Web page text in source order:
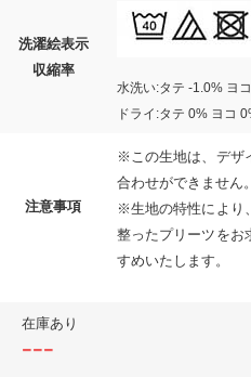
洗濯絵表示
収縮率
水洗い:タテ -1.0% ヨ
ドライ:タテ 0% ヨコ
注意事項
※この生地は、デザ
合わせができません。
※生地の特性により
整ったプリーツをお
すめいたします。
在庫あり
---